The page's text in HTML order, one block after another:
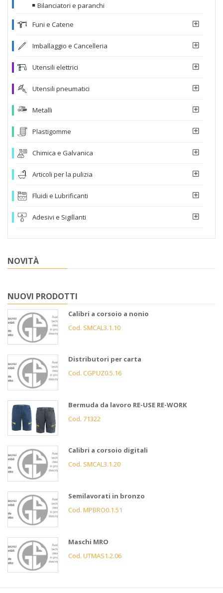
Bilanciatori e paranchi
Funi e Catene
Imballaggio e Cancelleria
Utensili elettrici
Utensili pneumatici
Metalli
Plastigomme
Chimica e Galvanica
Articoli per la pulizia
Fluidi e Lubrificanti
Adesivi e Sigillanti
NOVITÀ
NUOVI PRODOTTI
Calibri a corsoio a nonio
Cod. SMCAL3.1.10
Distributori per carta
Cod. CGPUZ0.5.16
Bermuda da lavoro RE-USE RE-WORK
Cod. 71322
Calibri a corsoio digitali
Cod. SMCAL3.1.20
Semilavorati in bronzo
Cod. MPBRO0.1.51
Maschi MRO
Cod. UTMAS1.2.06